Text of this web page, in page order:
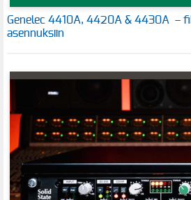
Genelec 4410A, 4420A & 4430A –
asennuksiin